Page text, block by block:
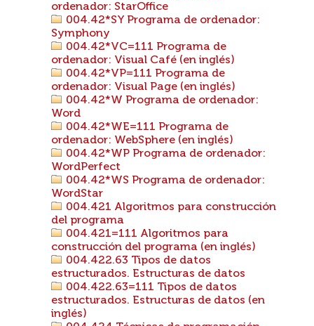
ordenador: StarOffice
004.42*SY Programa de ordenador:
Symphony
004.42*VC=111 Programa de
ordenador: Visual Café (en inglés)
004.42*VP=111 Programa de
ordenador: Visual Page (en inglés)
004.42*W Programa de ordenador:
Word
004.42*WE=111 Programa de
ordenador: WebSphere (en inglés)
004.42*WP Programa de ordenador:
WordPerfect
004.42*WS Programa de ordenador:
WordStar
004.421 Algoritmos para construcción
del programa
004.421=111 Algoritmos para
construcción del programa (en inglés)
004.422.63 Tipos de datos
estructurados. Estructuras de datos
004.422.63=111 Tipos de datos
estructurados. Estructuras de datos (en
inglés)